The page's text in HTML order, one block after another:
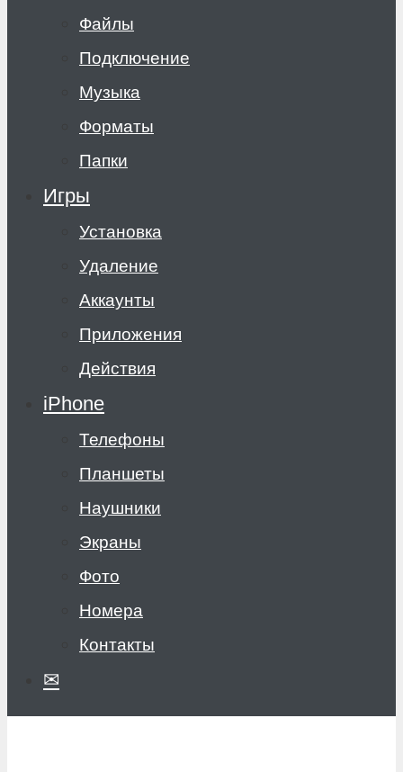
Файлы
Подключение
Музыка
Форматы
Папки
Игры
Установка
Удаление
Аккаунты
Приложения
Действия
iPhone
Телефоны
Планшеты
Наушники
Экраны
Фото
Номера
Контакты
✉